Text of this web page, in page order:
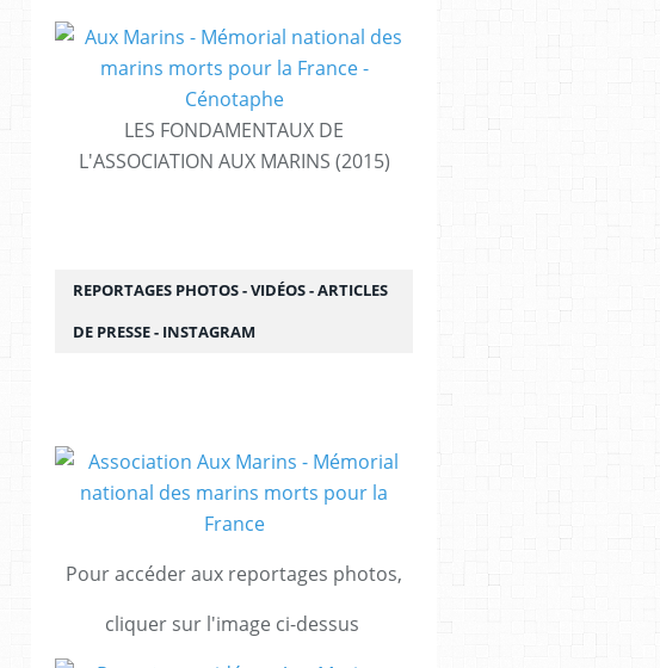
LES FONDAMENTAUX DE
L'ASSOCIATION AUX MARINS (2015)
REPORTAGES PHOTOS - VIDÉOS - ARTICLES
DE PRESSE - INSTAGRAM
Pour accéder aux reportages photos,
cliquer sur l'image ci-dessus